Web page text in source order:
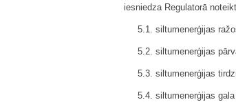
iesniedza Regulatorā
5.1. siltumenerģijas
5.2. siltumenerģijas
5.3. siltumenerģijas
5.4. siltumenerģijas